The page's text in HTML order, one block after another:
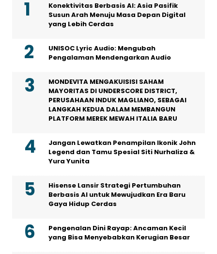
Konektivitas Berbasis AI: Asia Pasifik
Susun Arah Menuju Masa Depan Digital
yang Lebih Cerdas
UNISOC Lyric Audio: Mengubah
Pengalaman Mendengarkan Audio
MONDEVITA MENGAKUISISI SAHAM
MAYORITAS DI UNDERSCORE DISTRICT,
PERUSAHAAN INDUK MAGLIANO, SEBAGAI
LANGKAH KEDUA DALAM MEMBANGUN
PLATFORM MEREK MEWAH ITALIA BARU
Jangan Lewatkan Penampilan Ikonik John
Legend dan Tamu Spesial Siti Nurhaliza &
Yura Yunita
Hisense Lansir Strategi Pertumbuhan
Berbasis AI untuk Mewujudkan Era Baru
Gaya Hidup Cerdas
Pengenalan Dini Rayap: Ancaman Kecil
yang Bisa Menyebabkan Kerugian Besar